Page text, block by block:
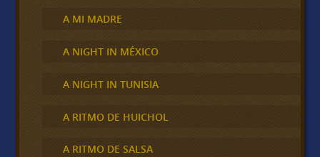
A MI MADRE
A NIGHT IN MÉXICO
A NIGHT IN TUNISIA
A RITMO DE HUICHOL
A RITMO DE SALSA